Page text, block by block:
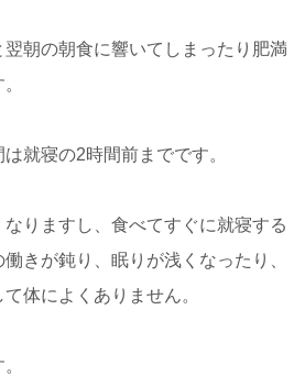
朝の朝食に響いてしまったり肥満
就寝の2時間前までです。
りますし、食べてすぐに就寝する
きが鈍り、眠りが浅くなったり、
体によくありません。